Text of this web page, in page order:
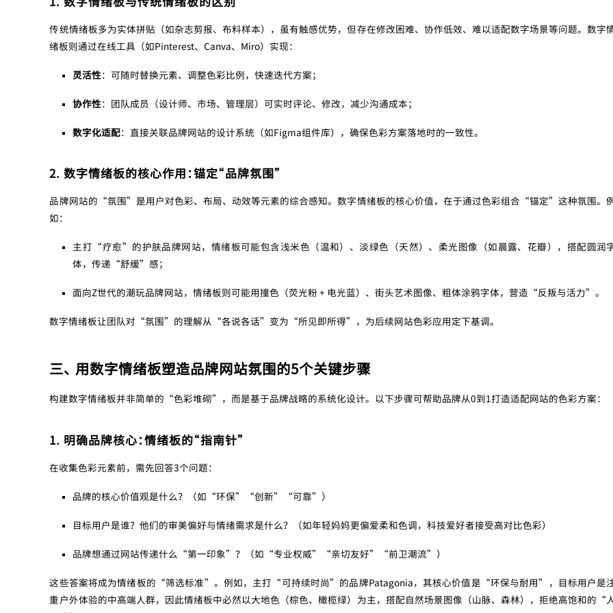
传统情绪板多为实体拼贴（如杂志剪报、布料样本），虽有触感优势，但存在修改困难、协作低效、难以适配数字场景等问题。数字
绪板则通过在线工具（如Pinterest、Canva、Miro）实现：
灵活性 ：可随时替换元素、调整色彩比例，快速迭代方案；
协作性 ：团队成员（设计师、市场、管理层）可实时评论、修改，减少沟通成本；
数字化适配：直接关联品牌网站的设计系统（如Figma组件库），确保色彩方案落地时的一致性。
2. 数字情绪板的核心作用：锚定“品牌氛围”
品牌网站的“氛围”是用户对色彩、布局、动效等元素的综合感知。数字情绪板的核心价值，在于通过色彩组合“锚定”这种氛围。例
如：
主打“疗愈”的护肤品牌网站，情绪板可能包含浅米色（温和）、淡绿色（天然）、柔光图像（如晨露、花瓣），搭配圆润
体，传递“舒缓”感；
面向Z世代的潮玩品牌网站，情绪板则可能用撞色（荧光粉 + 电光蓝）、街头艺术图像、粗体涂鸦字体，营造“反叛与活力”。
数字情绪板让团队对“氛围”的理解从“各说各话”变为“所见即所得”，为后续网站色彩应用定下基调。
三、 用数字情绪板塑造品牌网站氛围的5个关键步骤
构建数字情绪板并非简单的“色彩堆砌”，而是基于品牌战略的系统化设计。以下步骤可帮助品牌从0到1打造适配网站的色彩方案：
1. 明确品牌核心：情绪板的“指南针”
在收集色彩元素前，需先回答3个问题：
品牌的核心价值观是什么？（如“环保”“创新”“可靠”）
目标用户是谁？他们的审美偏好与情绪需求是什么？（如年轻妈妈更偏爱柔和色调，科技爱好者接受高对比色彩）
品牌想通过网站传递什么“第一印象”？（如“专业权威”“亲切友好”“前卫潮流”）
这些答案将成为情绪板的“筛选标准”。例如，主打“可持续时尚”的品牌Patagonia，其核心价值是“环保与耐用”，目标用户是
重户外体验的中高端人群，因此情绪板中必然以大地色（棕色、橄榄绿）为主，搭配自然场景图像（山脉、森林），拒绝高饱和的“人